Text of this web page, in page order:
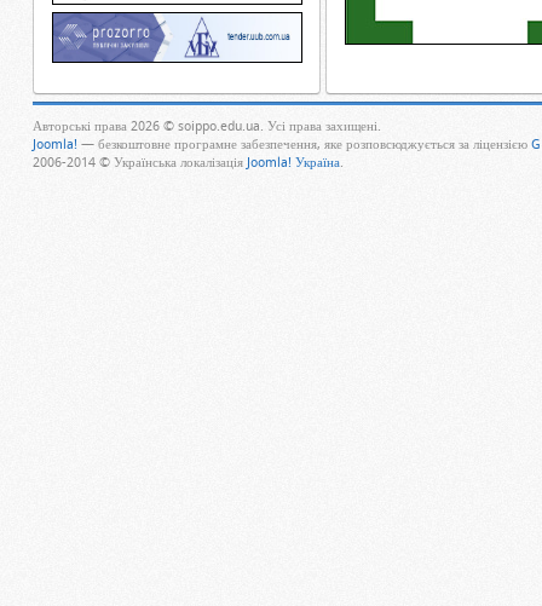
Авторські права 2026 © soippo.edu.ua. Усі права захищені.
Joomla! — безкоштовне програмне забезпечення, яке розповсюджується за ліцензією
2006-2014 © Українська локалізація Joomla! Україна.